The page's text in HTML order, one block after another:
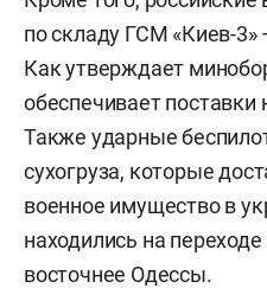
по складу ГСМ «Киев-
Как утверждает
обеспечивает поставки
Также ударные
сухогруза, которые
военное имущество в
находились на
восточнее Одессы.